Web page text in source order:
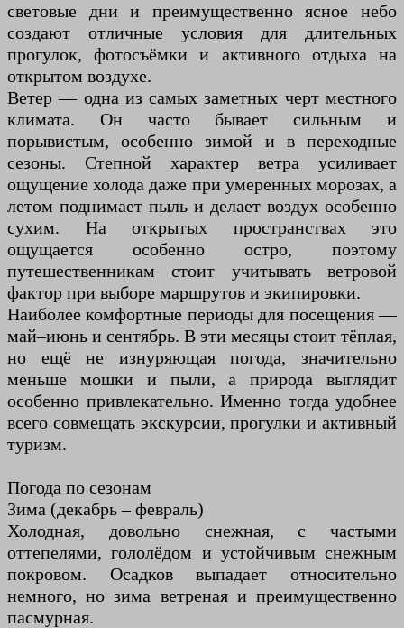
световые дни и преимущественно ясное небо
создают отличные условия для длительных
прогулок, фотосъёмки и активного отдыха на
открытом воздухе.
Ветер — одна из самых заметных черт местного
климата. Он часто бывает сильным и
порывистым, особенно зимой и в переходные
сезоны. Степной характер ветра усиливает
ощущение холода даже при умеренных морозах, а
летом поднимает пыль и делает воздух особенно
сухим. На открытых пространствах это
ощущается особенно остро, поэтому
путешественникам стоит учитывать ветровой
фактор при выборе маршрутов и экипировки.
Наиболее комфортные периоды для посещения —
май–июнь и сентябрь. В эти месяцы стоит тёплая,
но ещё не изнуряющая погода, значительно
меньше мошки и пыли, а природа выглядит
особенно привлекательно. Именно тогда удобнее
всего совмещать экскурсии, прогулки и активный
туризм.
Погода по сезонам
Зима (декабрь – февраль)
Холодная, довольно снежная, с частыми
оттепелями, гололёдом и устойчивым снежным
покровом. Осадков выпадает относительно
немного, но зима ветреная и преимущественно
пасмурная.